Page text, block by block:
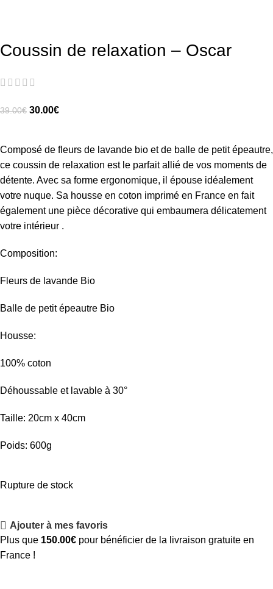
Coussin de relaxation – Oscar
39.00€ 30.00€
Composé de fleurs de lavande bio et de balle de petit épeautre,
ce coussin de relaxation est le parfait allié de vos moments de
détente. Avec sa forme ergonomique, il épouse idéalement
votre nuque. Sa housse en coton imprimé en France en fait
également une pièce décorative qui embaumera délicatement
votre intérieur .
Composition:
Fleurs de lavande Bio
Balle de petit épeautre Bio
Housse:
100% coton
Déhoussable et lavable à 30°
Taille: 20cm x 40cm
Poids: 600g
Rupture de stock
Ajouter à mes favoris
Plus que 150.00€ pour bénéficier de la livraison gratuite en
France !